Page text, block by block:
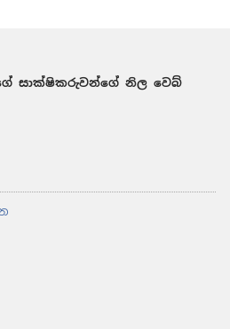
සාක්ෂිකරුවන්ගේ නිල වෙබ්